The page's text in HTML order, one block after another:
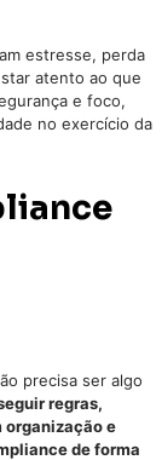
estresse, perda
atento ao que
e foco,
no exercício da
precisa ser algo
regras,
organização e
de forma